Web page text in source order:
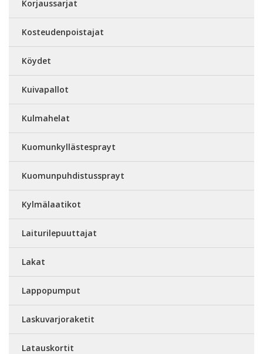
Korjaussarjat
Kosteudenpoistajat
Köydet
Kuivapallot
Kulmahelat
Kuomunkyllästesprayt
Kuomunpuhdistussprayt
Kylmälaatikot
Laiturilepuuttajat
Lakat
Lappopumput
Laskuvarjoraketit
Latauskortit